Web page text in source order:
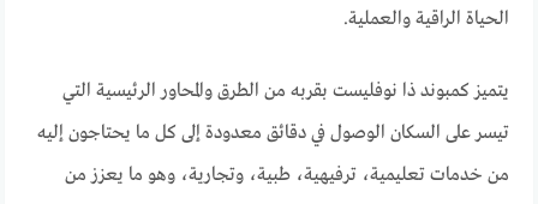
الحياة الراقية والعملية.
يتميز كمبوند ذا نوفليست بقربه من الطرق والمحاور الرئيسية التي
تيسر على السكان الوصول في دقائق معدودة إلى كل ما يحتاجون إليه
من خدمات تعليمية، ترفيهية، طبية، وتجارية، وهو ما يعزز من